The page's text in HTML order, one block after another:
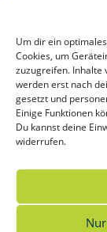
Um dir ein
Cookies, um
zuzugreifen. Inhalte
werden erst nach
gesetzt und
Einige Funktionen
Du kannst deine
widerrufen.
Was
verstehen oder als
Vielfalt der